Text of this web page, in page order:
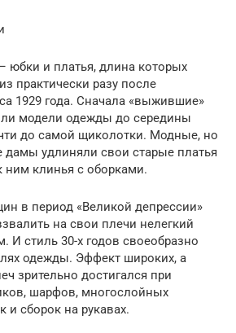
юбки и платья, длина которых
практически разу после
1929 года. Сначала «выжившие»
модели одежды до середины
до самой щиколотки. Модные, но
удлиняли свои старые платья
ним клинья с оборками.
в период «Великой депрессии»
на свои плечи нелегкий
И стиль 30-х годов своеобразно
одежды. Эффект широких, а
зрительно достигался при
шарфов, многослойных
сборок на рукавах.